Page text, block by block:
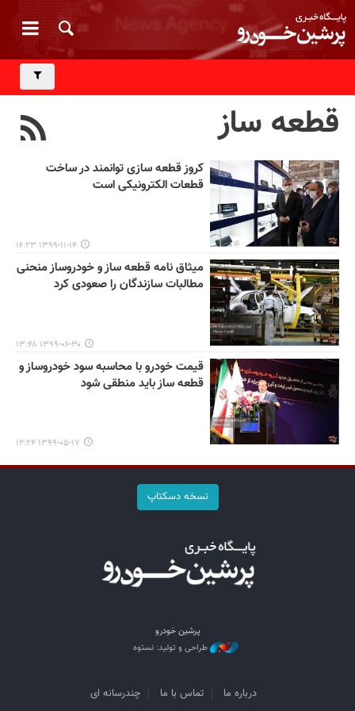
قطعه ساز
کروز قطعه سازی توانمند در ساخت
قطعات الکترونیکی است
۱۳۹۹-۱۱-۱۴ ۱۶:۲۳
میثاق نامه قطعه ساز و خودروساز منحنی
مطالبات سازندگان را صعودی کرد
۱۳۹۹-۰۶-۳۰ ۱۳:۴۸
قیمت خودرو با محاسبه سود خودروساز و
قطعه ساز باید منطقی شود
۱۳۹۹-۰۵-۱۷ ۱۲:۲۴
نسخه دسکتاپ
پرشین خودرو
طراحی و تولید: نستوه
درباره ما تماس با ما چندرسانه ای